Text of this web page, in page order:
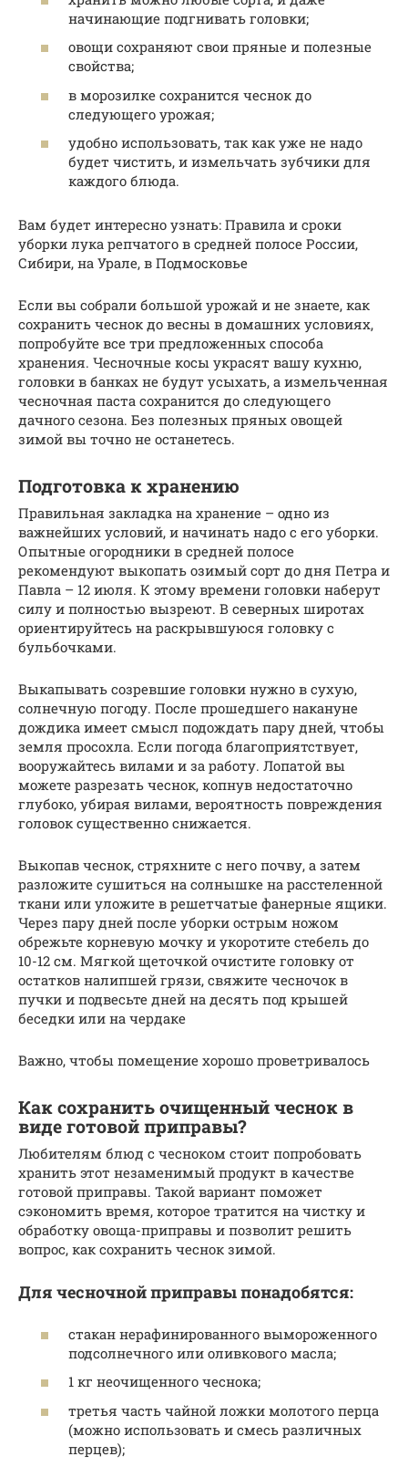
начинающие подгнивать головки;
овощи сохраняют свои пряные и полезные
свойства;
в морозилке сохранится чеснок до
следующего урожая;
удобно использовать, так как уже не надо
будет чистить, и измельчать зубчики для
каждого блюда.
Вам будет интересно узнать: Правила и сроки
уборки лука репчатого в средней полосе России,
Сибири, на Урале, в Подмосковье
Если вы собрали большой урожай и не знаете, как
сохранить чеснок до весны в домашних условиях,
попробуйте все три предложенных способа
хранения. Чесночные косы украсят вашу кухню,
головки в банках не будут усыхать, а измельченная
чесночная паста сохранится до следующего
дачного сезона. Без полезных пряных овощей
зимой вы точно не останетесь.
Подготовка к хранению
Правильная закладка на хранение – одно из
важнейших условий, и начинать надо с его уборки.
Опытные огородники в средней полосе
рекомендуют выкопать озимый сорт до дня Петра и
Павла – 12 июля. К этому времени головки наберут
силу и полностью вызреют. В северных широтах
ориентируйтесь на раскрывшуюся головку с
бульбочками.
Выкапывать созревшие головки нужно в сухую,
солнечную погоду. После прошедшего накануне
дождика имеет смысл подождать пару дней, чтобы
земля просохла. Если погода благоприятствует,
вооружайтесь вилами и за работу. Лопатой вы
можете разрезать чеснок, копнув недостаточно
глубоко, убирая вилами, вероятность повреждения
головок существенно снижается.
Выкопав чеснок, стряхните с него почву, а затем
разложите сушиться на солнышке на расстеленной
ткани или уложите в решетчатые фанерные ящики.
Через пару дней после уборки острым ножом
обрежьте корневую мочку и укоротите стебель до
10-12 см. Мягкой щеточкой очистите головку от
остатков налипшей грязи, свяжите чесночок в
пучки и подвесьте дней на десять под крышей
беседки или на чердаке
Важно, чтобы помещение хорошо проветривалось
Как сохранить очищенный чеснок в
виде готовой приправы?
Любителям блюд с чесноком стоит попробовать
хранить этот незаменимый продукт в качестве
готовой приправы. Такой вариант поможет
сэкономить время, которое тратится на чистку и
обработку овоща-приправы и позволит решить
вопрос, как сохранить чеснок зимой.
Для чесночной приправы понадобятся:
стакан нерафинированного вымороженного
подсолнечного или оливкового масла;
1 кг неочищенного чеснока;
третья часть чайной ложки молотого перца
(можно использовать и смесь различных
перцев);